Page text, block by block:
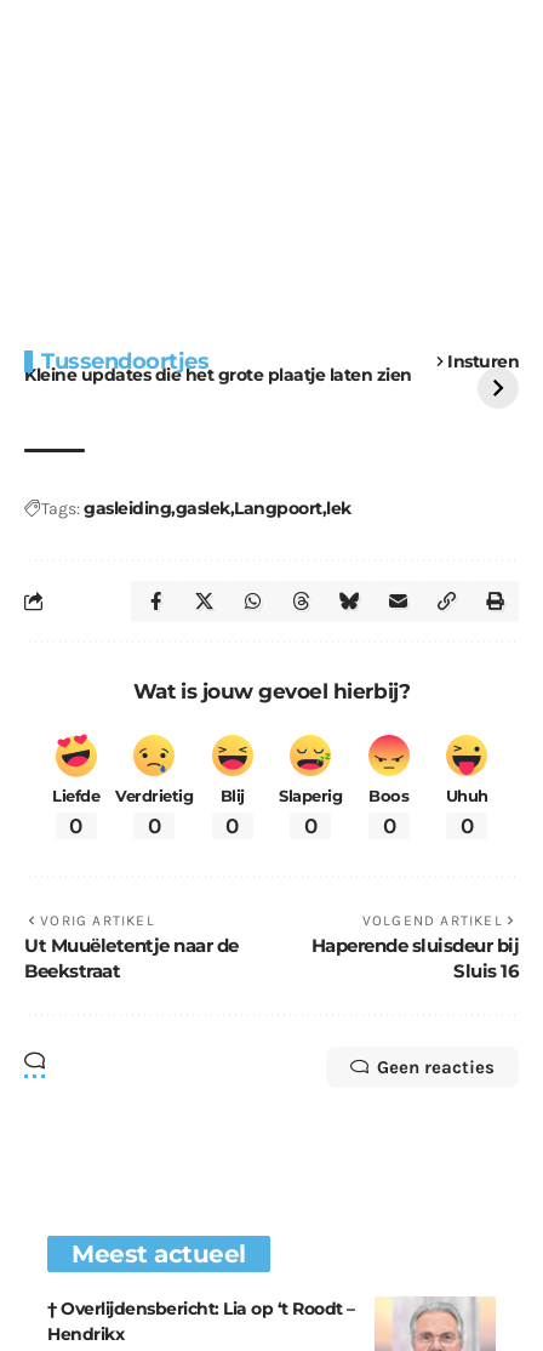
Tussendoortjes Insturen
Kleine updates die het grote plaatje laten zien
voor kabouters
uitdaging
Tags:gasleidinggaslekLangpoortlek
Wat is jouw gevoel hierbij?
Liefde
0
Verdrietig
0
Blij
0
Slaperig
0
Boos
0
Uhuh
0
VORIG ARTIKEL
Ut Muuëletentje naar de
Beekstraat
VOLGEND ARTIKEL
Haperende sluisdeur bij
Sluis 16
Geen reacties
Meest actueel
† Overlijdensbericht: Lia op ‘t Roodt –
Hendrikx